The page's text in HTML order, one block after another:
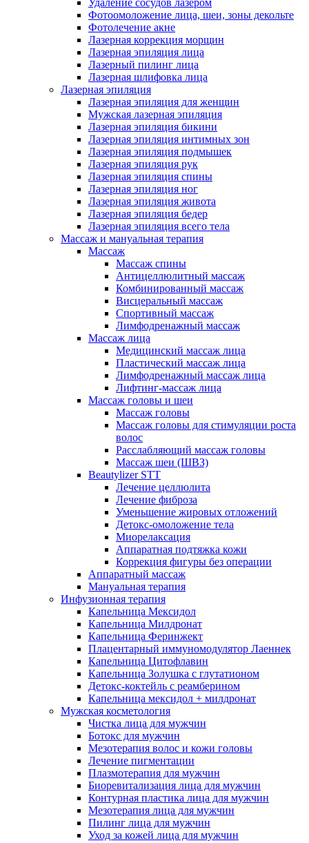
Удаление сосудов лазером
Фотоомоложение лица, шеи, зоны декольте
Фотолечение акне
Лазерная коррекция морщин
Лазерная эпиляция лица
Лазерный пилинг лица
Лазерная шлифовка лица
Лазерная эпиляция
Лазерная эпиляция для женщин
Мужская лазерная эпиляция
Лазерная эпиляция бикини
Лазерная эпиляция интимных зон
Лазерная эпиляция подмышек
Лазерная эпиляция рук
Лазерная эпиляция спины
Лазерная эпиляция ног
Лазерная эпиляция живота
Лазерная эпиляция бедер
Лазерная эпиляция всего тела
Массаж и мануальная терапия
Массаж
Массаж спины
Антицеллюлитный массаж
Комбинированный массаж
Висцеральный массаж
Спортивный массаж
Лимфодренажный массаж
Массаж лица
Медицинский массаж лица
Пластический массаж лица
Лимфодренажный массаж лица
Лифтинг-массаж лица
Массаж головы и шеи
Массаж головы
Массаж головы для стимуляции роста
волос
Расслабляющий массаж головы
Массаж шеи (ШВЗ)
Beautylizer STT
Лечение целлюлита
Лечение фиброза
Уменьшение жировых отложений
Детокс-омоложение тела
Миорелаксация
Аппаратная подтяжка кожи
Коррекция фигуры без операции
Аппаратный массаж
Мануальная терапия
Инфузионная терапия
Капельница Мексидол
Капельница Милдронат
Капельница Феринжект
Плацентарный иммуномодулятор Лаеннек
Капельница Цитофлавин
Капельница Золушка с глутатионом
Детокс-коктейль с реамберином
Капельница мексидол + милдронат
Мужская косметология
Чистка лица для мужчин
Ботокс для мужчин
Мезотерапия волос и кожи головы
Лечение пигментации
Плазмотерапия для мужчин
Биоревитализация лица для мужчин
Контурная пластика лица для мужчин
Мезотерапия лица для мужчин
Пилинг лица для мужчин
Уход за кожей лица для мужчин